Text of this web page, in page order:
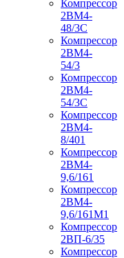
Компрессор
2ВМ4-
48/3С
Компрессор
2ВМ4-
54/3
Компрессор
2ВМ4-
54/3С
Компрессор
2ВМ4-
8/401
Компрессор
2ВМ4-
9,6/161
Компрессор
2ВМ4-
9,6/161М1
Компрессор
2ВП-6/35
Компрессор